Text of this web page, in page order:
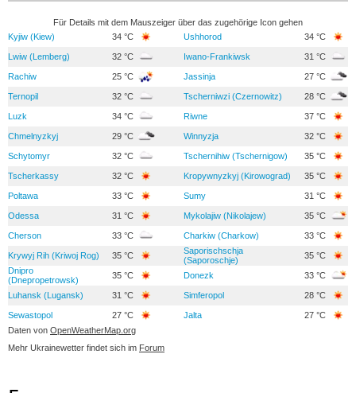
Für Details mit dem Mauszeiger über das zugehörige Icon gehen
Kyjiw (Kiew)
34 °C Ushhorod 34 °C
Lwiw (Lemberg) 32 °C Iwano-Frankiwsk 31 °C
Rachiw 25 °C Jassinja 27 °C
Ternopil 32 °C Tscherniwzi (Czernowitz) 28 °C
Luzk 34 °C Riwne 37 °C
Chmelnyzkyj 29 °C Winnyzja 32 °C
Schytomyr 32 °C Tschernihiw (Tschernigow) 35 °C
Tscherkassy 32 °C Kropywnyzkyj (Kirowograd) 35 °C
Poltawa 33 °C Sumy 31 °C
Odessa 31 °C Mykolajiw (Nikolajew) 35 °C
Cherson 33 °C Charkiw (Charkow) 33 °C
Krywyj Rih (Kriwoj Rog) 35 °C
Saporischschja
(Saporoschje)
35 °C
Dnipro
(Dnepropetrowsk)
35 °C Donezk 33 °C
Luhansk (Lugansk) 31 °C Simferopol 28 °C
Sewastopol 27 °C Jalta
27 °C
Daten von OpenWeatherMap.org
Mehr Ukrainewetter findet sich im Forum